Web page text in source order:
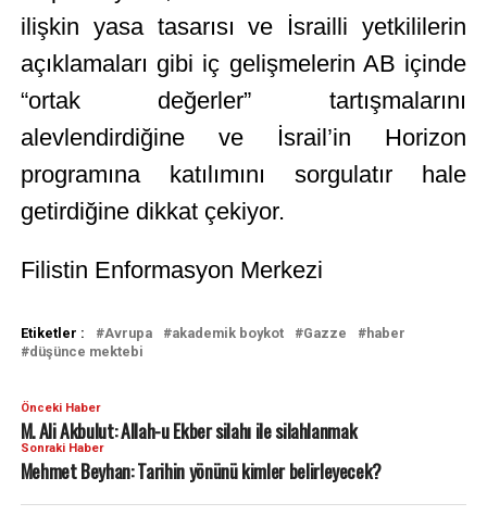
ilişkin yasa tasarısı ve İsrailli yetkililerin
açıklamaları gibi iç gelişmelerin AB içinde
“ortak değerler” tartışmalarını
alevlendirdiğine ve İsrail’in Horizon
programına katılımını sorgulatır hale
getirdiğine dikkat çekiyor.
Filistin Enformasyon Merkezi
Etiketler : Avrupa akademik boykot Gazze
haber
düşünce mektebi
Önceki Haber
M. Ali Akbulut: Allah-u Ekber silahı ile silahlanmak
Sonraki Haber
Mehmet Beyhan: Tarihin yönünü kimler belirleyecek?